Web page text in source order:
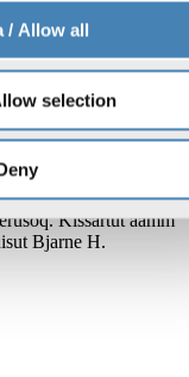
/ Allow all
selection
Kissartut aamm
Bjarne H.